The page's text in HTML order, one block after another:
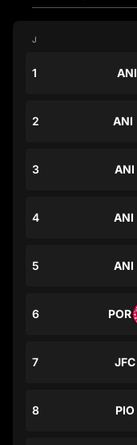
J
1 ANI
2 ANI
3 ANI
4 ANI
5 ANI
6 POR
7 JFC
8 PIO